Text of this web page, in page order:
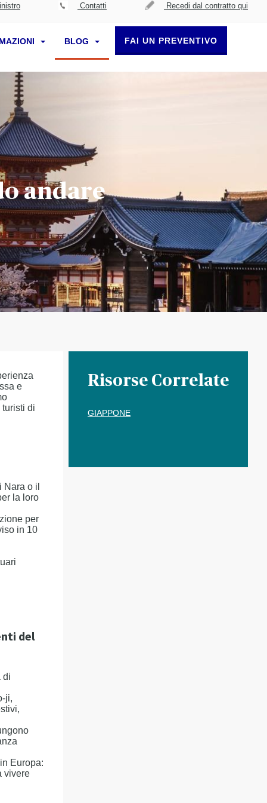
Contatti Recedi dal contratto qui
BLOG FAI UN PREVENTIVO
andare
e
di
o il
la loro
per
in 10
del
di
ji,
Europa:
vivere
Risorse Correlate
GIAPPONE